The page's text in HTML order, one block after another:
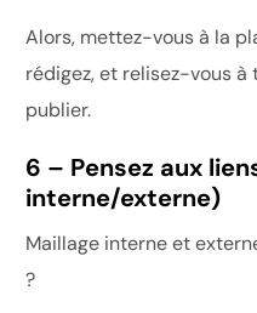
Alors, mettez-vous à la
rédigez, et relisez-vous
publier.
6 – Pensez aux
interne/externe)
Maillage interne et
?